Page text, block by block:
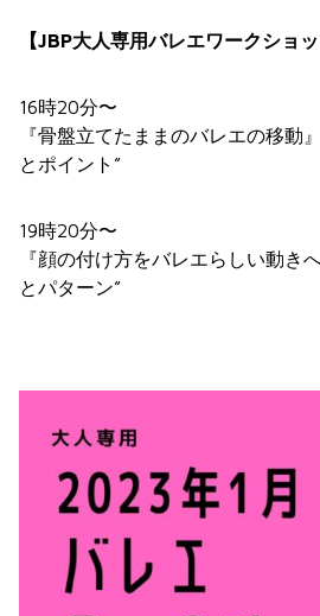
【JBP大人専用バレエワークショッ
16時20分〜
『骨盤立てたままのバレエの移動
とポイント”
19時20分〜
『顔の付け方をバレエらしい動き
とパターン”